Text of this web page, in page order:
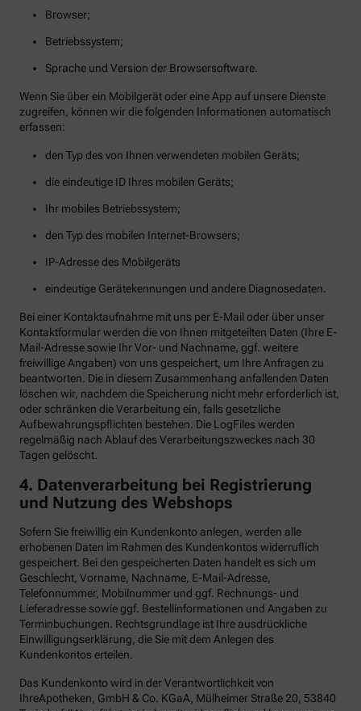
Browser;
Betriebssystem;
Sprache und Version der Browsersoftware.
Wenn Sie über ein Mobilgerät oder eine App auf unsere Dienste
zugreifen, können wir die folgenden Informationen automatisch
erfassen:
den Typ des von Ihnen verwendeten mobilen Geräts;
die eindeutige ID Ihres mobilen Geräts;
Ihr mobiles Betriebssystem;
den Typ des mobilen Internet-Browsers;
IP-Adresse des Mobilgeräts
eindeutige Gerätekennungen und andere Diagnosedaten.
Bei einer Kontaktaufnahme mit uns per E-Mail oder über unser
Kontaktformular werden die von Ihnen mitgeteilten Daten (Ihre E-
Mail-Adresse sowie Ihr Vor- und Nachname, ggf. weitere
freiwillige Angaben) von uns gespeichert, um Ihre Anfragen zu
beantworten. Die in diesem Zusammenhang anfallenden Daten
löschen wir, nachdem die Speicherung nicht mehr erforderlich ist,
oder schränken die Verarbeitung ein, falls gesetzliche
Aufbewahrungspflichten bestehen. Die LogFiles werden
regelmäßig nach Ablauf des Verarbeitungszweckes nach 30
Tagen gelöscht.
4. Datenverarbeitung bei Registrierung
und Nutzung des Webshops
Sofern Sie freiwillig ein Kundenkonto anlegen, werden alle
erhobenen Daten im Rahmen des Kundenkontos widerruflich
gespeichert. Bei den gespeicherten Daten handelt es sich um
Geschlecht, Vorname, Nachname, E-Mail-Adresse,
Telefonnummer, Mobilnummer und ggf. Rechnungs- und
Lieferadresse sowie ggf. Bestellinformationen und Angaben zu
Terminbuchungen. Rechtsgrundlage ist Ihre ausdrückliche
Einwilligungserklärung, die Sie mit dem Anlegen des
Kundenkontos erteilen.
Das Kundenkonto wird in der Verantwortlichkeit von
IhreApotheken, GmbH & Co. KGaA, Mülheimer Straße 20, 53840